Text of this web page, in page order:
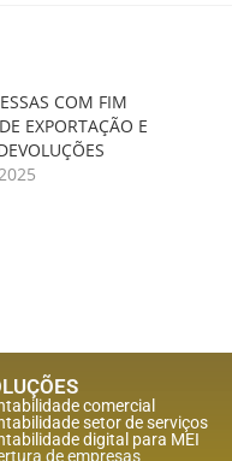
COM FIM
EXPORTAÇÃO E
comercial
setor deserviços
digital para MEI
de empresas